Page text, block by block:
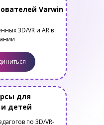
по 3D/VR-
для
и детей
3D/VR и AR в
Varwin